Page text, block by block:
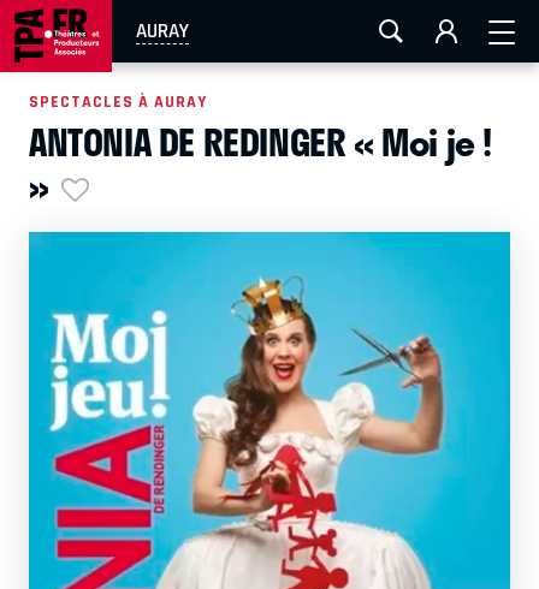
AURAY
AIX-MARSEILLE LA ROCHELLE
EN TOURNÉE
SPECTACLES À AURAY
ANTONIA DE REDINGER « Moi je !
»